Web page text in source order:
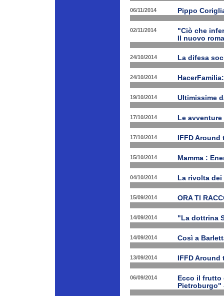
06/11/2014 Pippo
02/11/2014
"Ciò che
Il nuovo
24/10/2014 La difesa
24/10/2014
19/10/2014 Ultimissime
17/10/2014 Le
17/10/2014 IFFD
15/10/2014 Mamma :
04/10/2014 La rivolta
15/09/2014 ORA TI
14/09/2014 "La dottrina
14/09/2014 Così a
13/09/2014 IFFD
06/09/2014
Ecco il frutto
Pietroburgo"